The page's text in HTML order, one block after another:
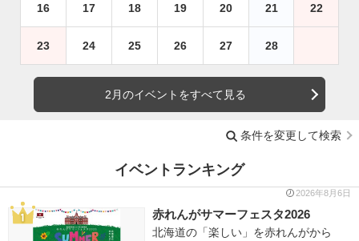
16 17 18 19 20 21 22
23 24 25 26 27 28
2月のイベントをすべて見る
条件を変更して検索
イベントランキング
2026年8月6日
赤れんがサマーフェスタ2026
北海道の「楽しい」を赤れんがから